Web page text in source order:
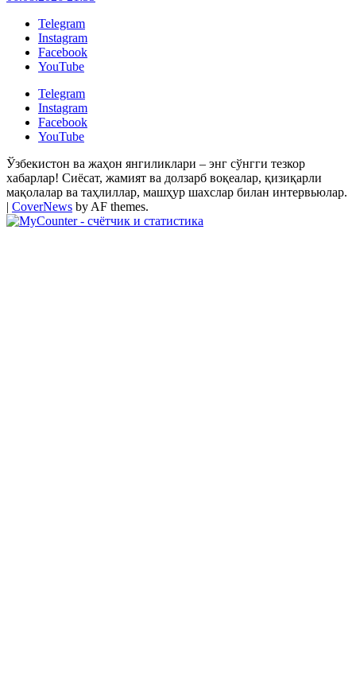
Telegram
Instagram
Facebook
YouTube
Telegram
Instagram
Facebook
YouTube
Ўзбекистон ва жаҳон янгиликлари – энг сўнгги тезкор
хабарлар! Сиёсат, жамият ва долзарб воқеалар, қизиқарли
мақолалар ва таҳлиллар, машҳур шахслар билан интервьюлар.
| CoverNews by AF themes.